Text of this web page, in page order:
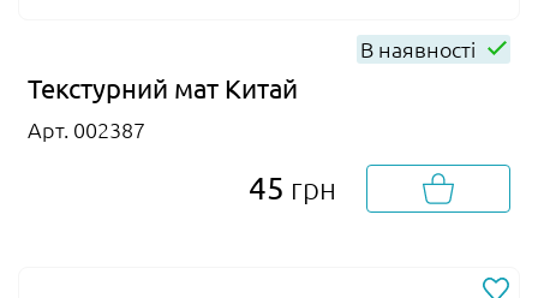
В наявності
Текстурний мат Китай
Арт. 002387
45 грн